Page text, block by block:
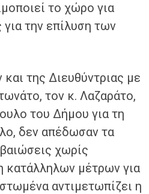
το χώρο για
την επίλυση των
της Διευθύντριας με
τον κ. Λαζαράτο,
του Δήμου για τη
δεν απέδωσαν τα
χωρίς
κατάλληλων μέτρων για
αντιμετωπίζει η